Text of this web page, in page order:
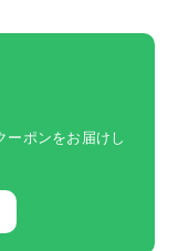
ーポンをお届けし